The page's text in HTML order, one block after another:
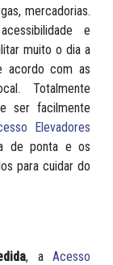
mercadorias.
e
muito o dia a
acordo com as
Totalmente
ser facilmente
Elevadores
de ponta e os
para cuidar do
, aAcesso